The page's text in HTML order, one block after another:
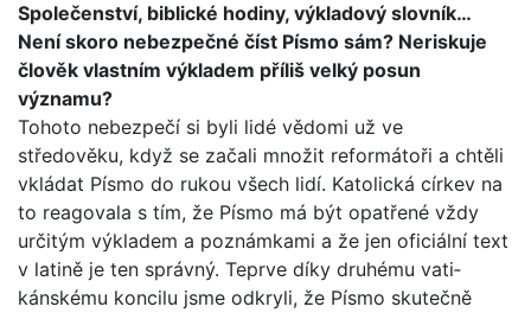
Společenství, biblické hodiny, výkladový slovník…
Není sko­ro nebezpečné číst Písmo sám? Neriskuje
člověk vlastním výkladem příliš velký posun
významu?
Tohoto nebezpečí si byli lidé vědomi už ve
středověku, když se začali množit reformátoři a chtěli
vkládat Písmo do rukou všech lidí. Katolická církev na
to reagovala s tím, že Písmo má být opatřené vždy
určitým výkladem a poznámkami a že jen oficiální text
v latině je ten správný. Teprve díky druhému vati­
kánskému koncilu jsme odkryli, že Písmo skutečně